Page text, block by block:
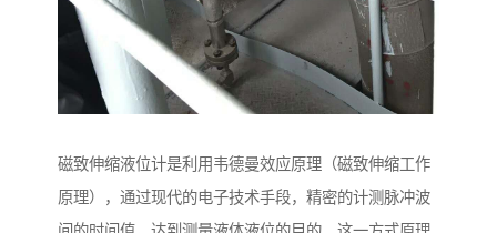
磁致伸缩液位计是利用韦德曼效应原理（磁致伸缩工作
原理），通过现代的电子技术手段，精密的计测脉冲波